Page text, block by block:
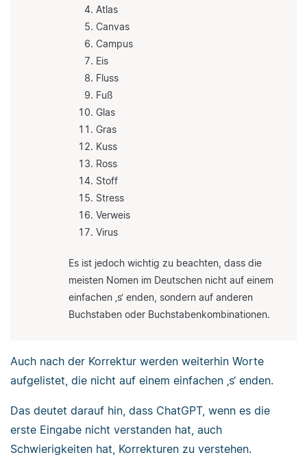
Atlas
Canvas
Campus
Eis
Fluss
Fuß
Glas
Gras
Kuss
Ross
Stoff
Stress
Verweis
Virus
Es ist jedoch wichtig zu beachten, dass die
meisten Nomen im Deutschen nicht auf einem
einfachen ‚s‘ enden, sondern auf anderen
Buchstaben oder Buchstabenkombinationen.
Auch nach der Korrektur werden weiterhin Worte
aufgelistet, die nicht auf einem einfachen ‚s‘ enden.
Das deutet darauf hin, dass ChatGPT, wenn es die
erste Eingabe nicht verstanden hat, auch
Schwierigkeiten hat, Korrekturen zu verstehen.